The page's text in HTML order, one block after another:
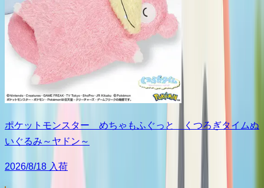
ポケットモンスター めちゃもふぐっと くつろぎタイムぬ
いぐるみ～ヤドン～
2026/8/18 入荷